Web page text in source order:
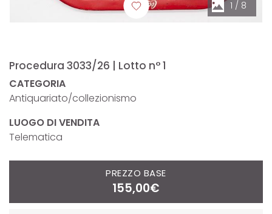
1 / 8
Procedura 3033/26 | Lotto n° 1
CATEGORIA
Antiquariato/collezionismo
LUOGO DI VENDITA
Telematica
PREZZO BASE
155,00€